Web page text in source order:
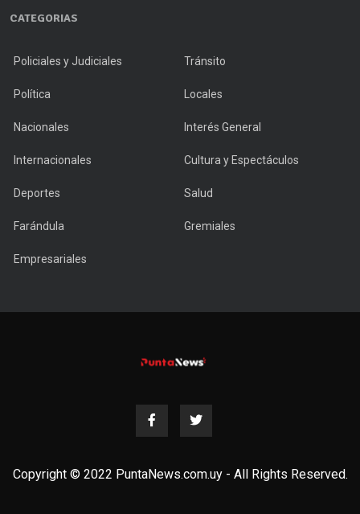
CATEGORIAS
Policiales y Judiciales Tránsito
Política Locales
Nacionales Interés General
Internacionales Cultura y Espectáculos
Deportes Salud
Farándula Gremiales
Empresariales
Copyright © 2022 PuntaNews.com.uy - All Rights Reserved.